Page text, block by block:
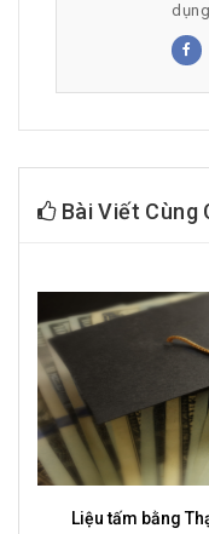
dụng
Bài Viết Cùng
Liệu tấm bằng